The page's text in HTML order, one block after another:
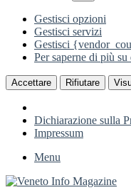
Gestisci opzioni
Gestisci servizi
Gestisci
Per saperne di più su
Accettare Rifiutare
Dichiarazione sulla
Impressum
Menu